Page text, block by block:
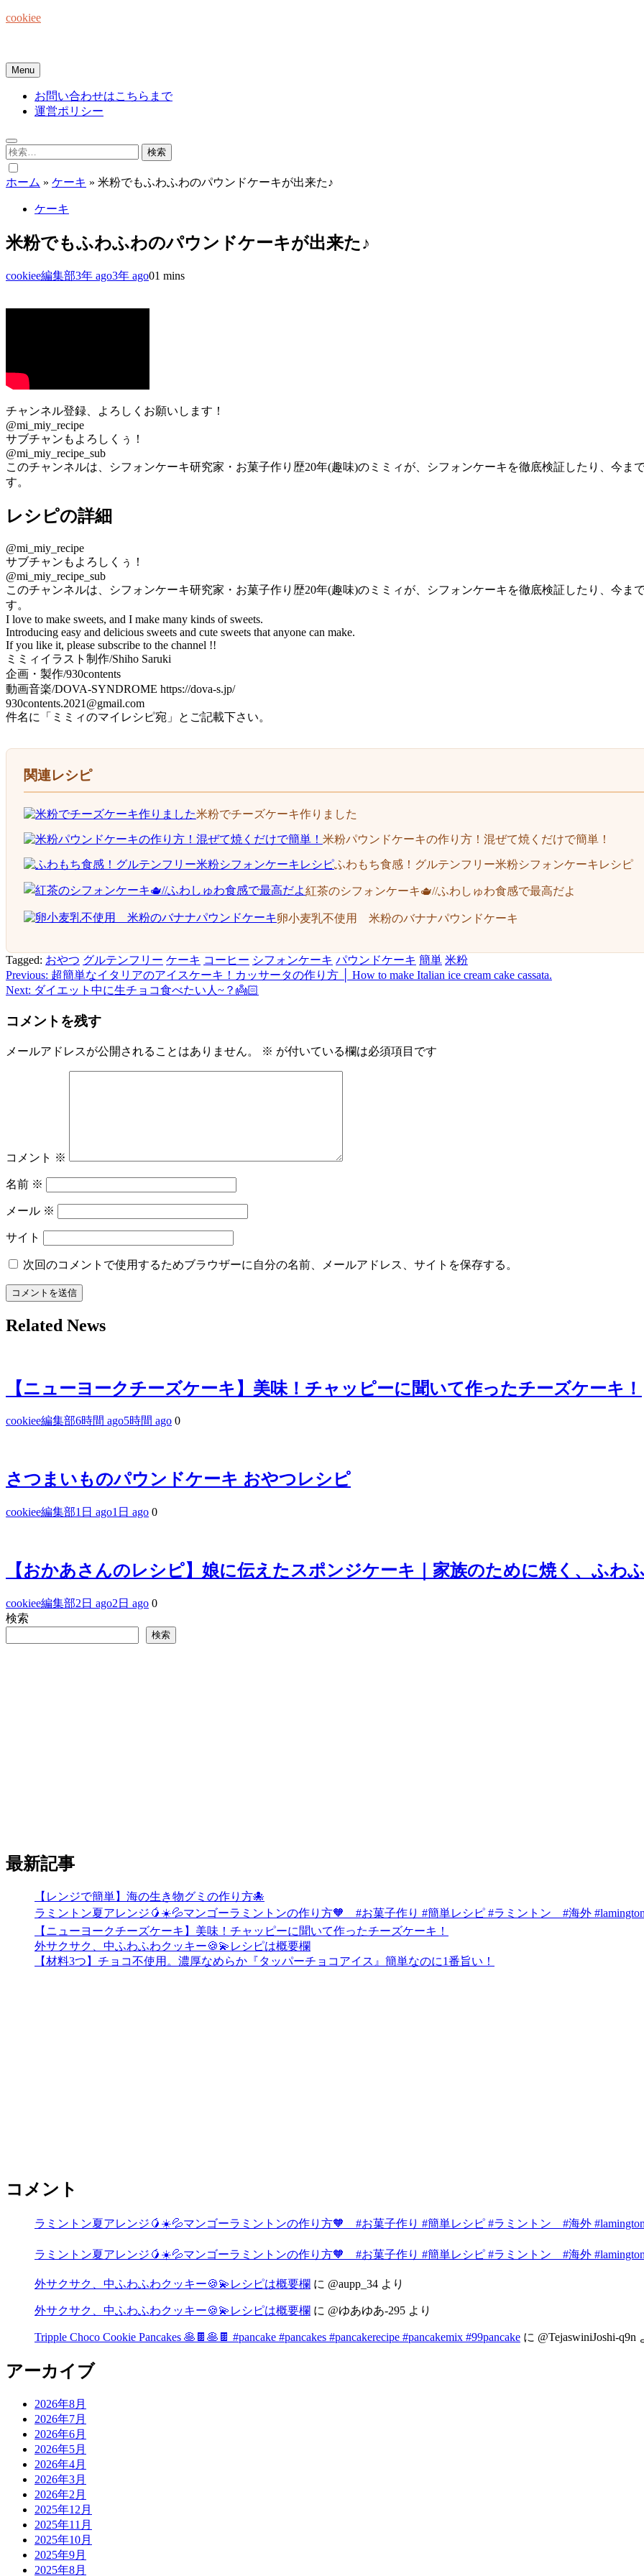
Skip
cookiee
Menu
お問い合わせはこちらまで
運営ポリシー
検
索:
ホーム » ケーキ » 米粉でもふわふわのパウンドケーキが出来た♪
ケーキ
米粉でもふわふわのパウンドケーキが出来た♪
cookiee編集部3年 ago3年 ago01 mins
チャンネル登録、よろしくお願いします！
@mi_miy_recipe
サブチャンもよろしくぅ！
@mi_miy_recipe_sub
このチャンネルは、シフォンケーキ研究家・お菓子作り歴20年(趣味)のミミィが、シフォンケーキを徹底検証したり、今
す。
レシピの詳細
@mi_miy_recipe
サブチャンもよろしくぅ！
@mi_miy_recipe_sub
このチャンネルは、シフォンケーキ研究家・お菓子作り歴20年(趣味)のミミィが、シフォンケーキを徹底検証したり、今
す。
I love to make sweets, and I make many kinds of sweets.
Introducing easy and delicious sweets and cute sweets that anyone can make.
If you like it, please subscribe to the channel !!
ミミィイラスト制作/Shiho Saruki
企画・製作/930contents
動画音楽/DOVA-SYNDROME https://dova-s.jp/
930contents.2021@gmail.com
件名に「ミミィのマイレシピ宛」とご記載下さい。
関連レシピ
米粉でチーズケーキ作りました
米粉パウンドケーキの作り方！混ぜて焼くだけで簡単！
ふわもち食感！グルテンフリー米粉シフォンケーキレシピ
紅茶のシフォンケーキ🫖//ふわしゅわ食感で最高だよ
卵小麦乳不使用 米粉のバナナパウンドケーキ
Tagged: おやつ グルテンフリー ケーキ コーヒー シフォンケーキ パウンドケーキ 簡単 米粉
投
ナ
ビ
ン
Previous: 超簡単なイタリアのアイスケーキ！カッサータの作り方 │ How to make Italian ice cream cake cassata.
Next: ダイエット中に生チョコ食べたい人~？👼🏻
コメントを残す
メールアドレスが公開されることはありません。 ※ が付いている欄は必須項目です
コメント ※
名前 ※
メール ※
サイト
次回のコメントで使用するためブラウザーに自分の名前、メールアドレス、サイトを保存する。
Related News
【ニューヨークチーズケーキ】美味！チャッピーに聞いて作ったチーズケーキ！
cookiee編集部6時間 ago5時間 ago 0
さつまいものパウンドケーキ おやつレシピ
cookiee編集部1日 ago1日 ago 0
【おかあさんのレシピ】娘に伝えたスポンジケーキ｜家族のために焼く、ふわ
cookiee編集部2日 ago2日 ago 0
検索
検索
最新記事
【レンジで簡単】海の生き物グミの作り方🐙
ラミントン夏アレンジ🥭☀️💦マンゴーラミントンの作り方🧡 #お菓子作り #簡単レシピ #ラミントン #海外
【ニューヨークチーズケーキ】美味！チャッピーに聞いて作ったチーズケーキ！
外サクサク、中ふわふわクッキー🍪💫レシピは概要欄
【材料3つ】チョコ不使用。濃厚なめらか『タッパーチョコアイス』簡単なのに1番旨い！
コメント
ラミントン夏アレンジ🥭☀️💦マンゴーラミントンの作り方🧡 #お菓子作り #簡単レシピ #ラミントン #海外
ラミントン夏アレンジ🥭☀️💦マンゴーラミントンの作り方🧡 #お菓子作り #簡単レシピ #ラミントン #海外
外サクサク、中ふわふわクッキー🍪💫レシピは概要欄 に @aupp_34 より
外サクサク、中ふわふわクッキー🍪💫レシピは概要欄 に @ゆあゆあ-295 より
Tripple Choco Cookie Pancakes 🥞🍫🥞🍫 #pancake #pancakes #pancakerecipe #pancakemix #99pancake に @TejaswiniJoshi-q9n
アーカイブ
2026年8月
2026年7月
2026年6月
2026年5月
2026年4月
2026年3月
2026年2月
2025年12月
2025年11月
2025年10月
2025年9月
2025年8月